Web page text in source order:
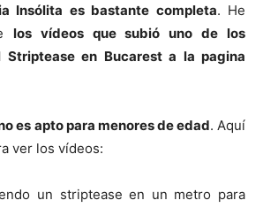
Insólita es bastante completa. He
los vídeos que subió uno de los
Striptease en Bucarest a la pagina
es apto para menores de edad. Aquí
ver los vídeos:
un striptease en un metro para